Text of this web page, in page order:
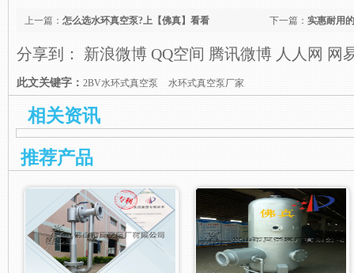
下一篇： 实惠耐用
上一篇： 怎么选水环真空泵?上【佛真】看看
分享到： 新浪微博 QQ空间 腾讯微博 人人网 网
此文关键字： 2BV水环式真空泵 水环式真空泵厂家
相关资讯
推荐产品